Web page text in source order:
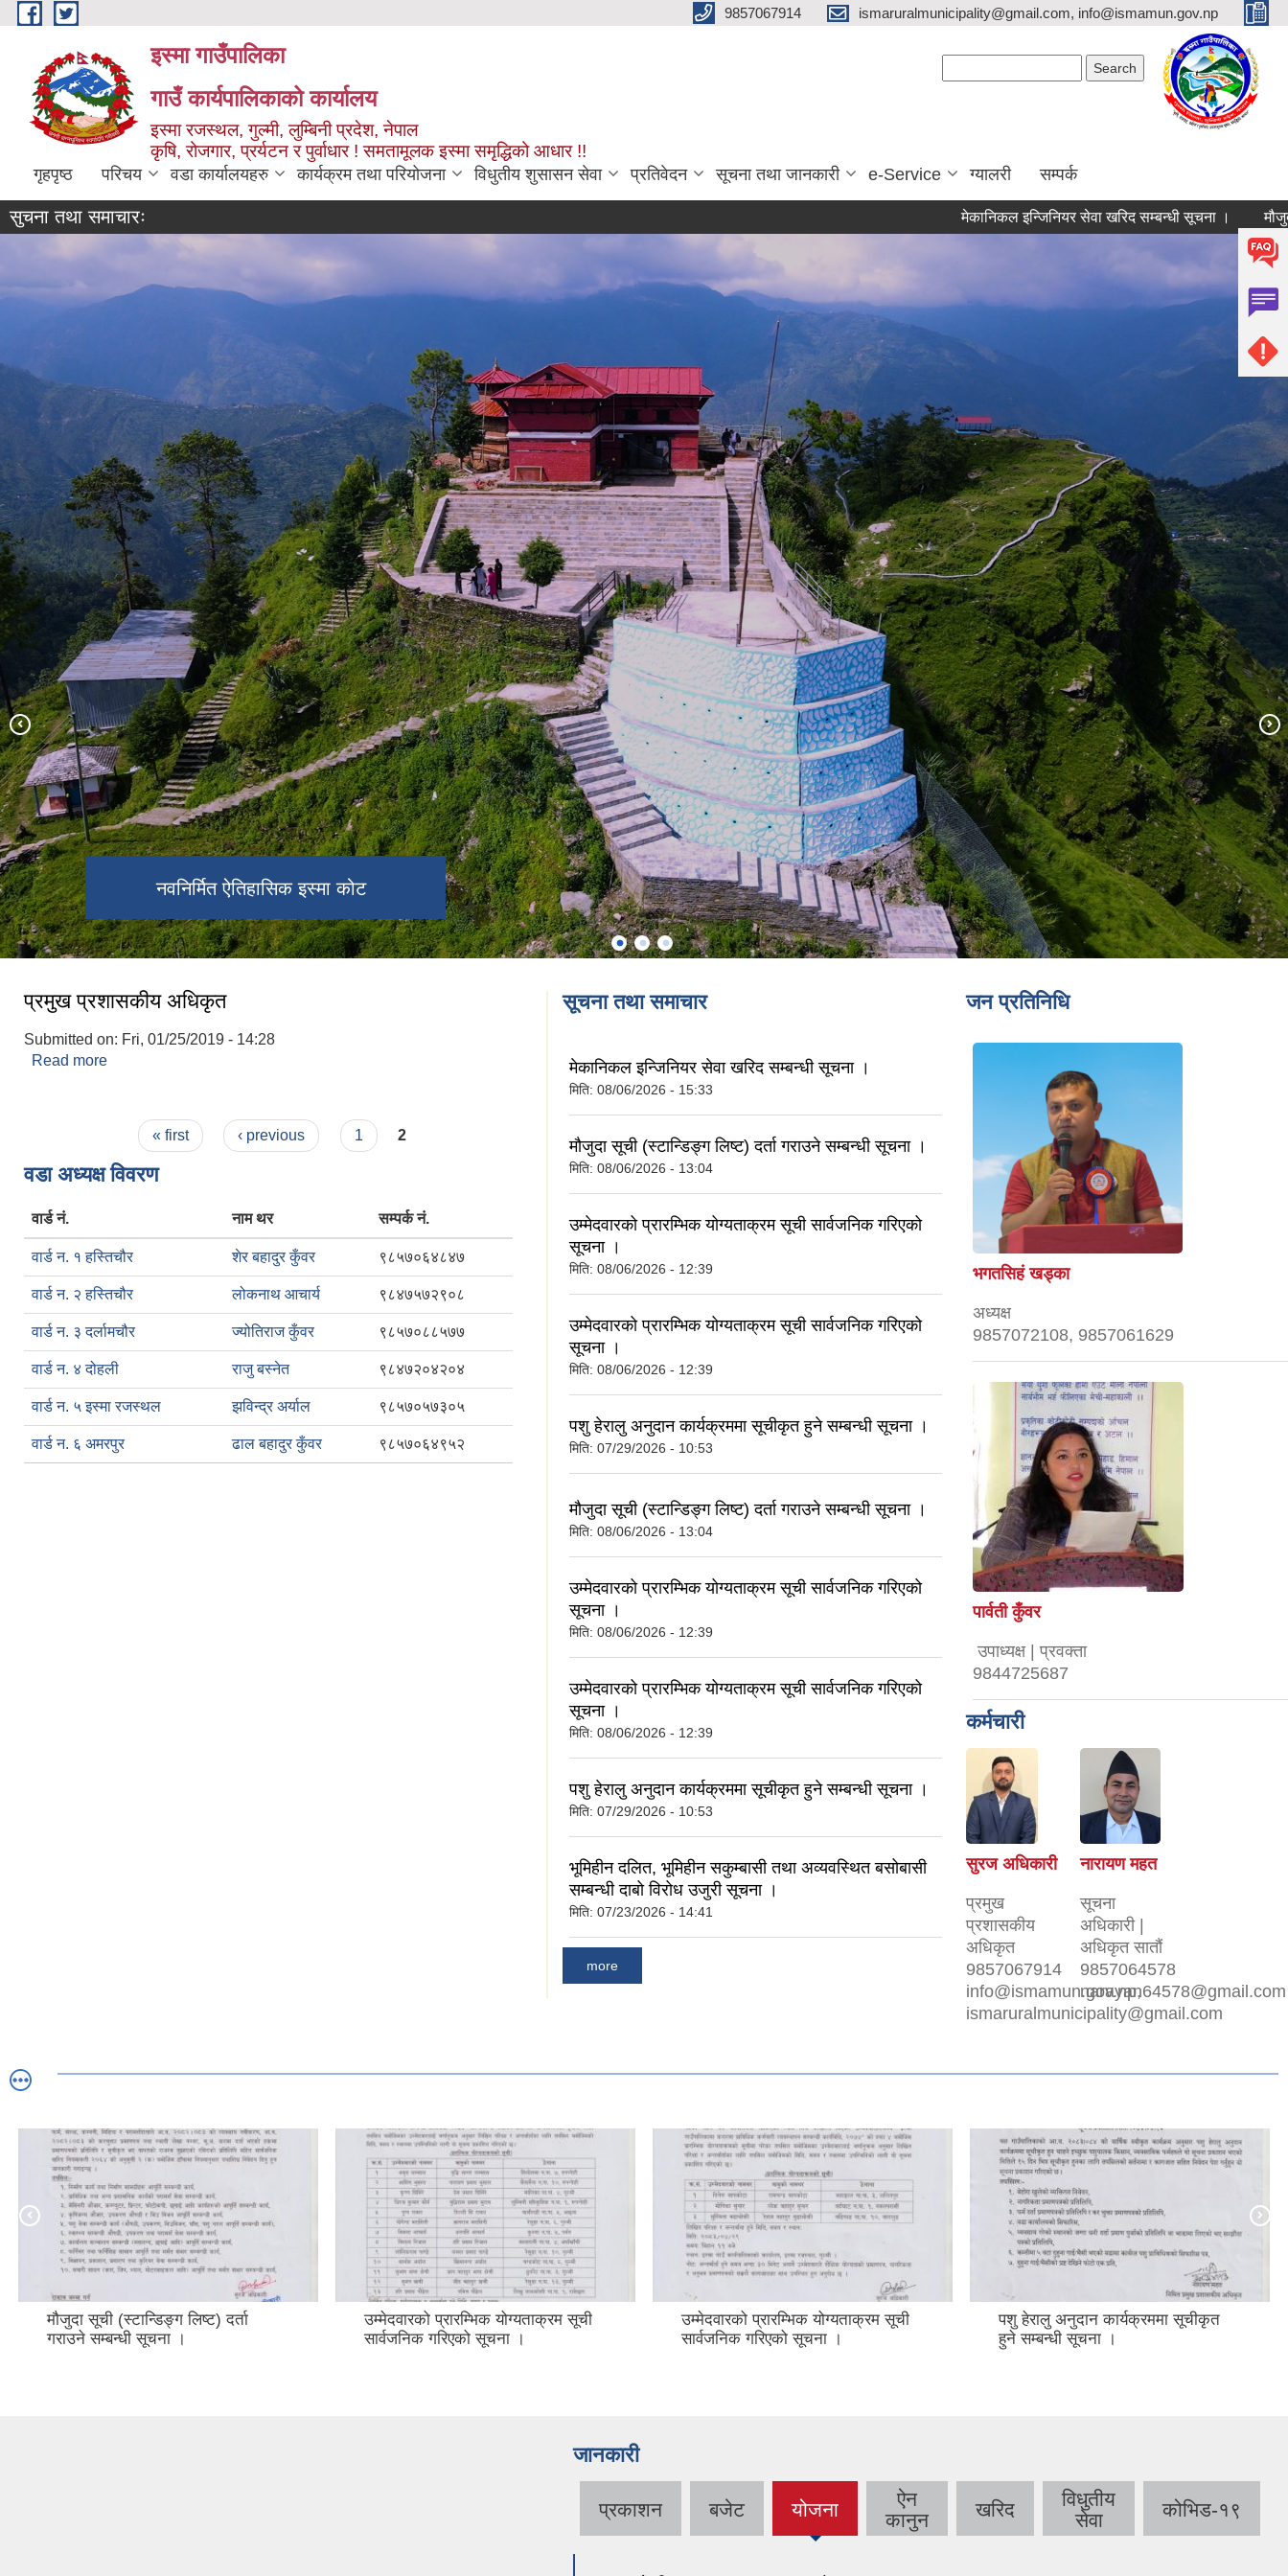
Skip to main content 9857067914 ismaruralmunicipality@gmail.com, info@ismamun.gov.np
इस्मा गाउँपालिका
गाउँ कार्यपालिकाको कार्यालय
इस्मा रजस्थल, गुल्मी, लुम्बिनी प्रदेश, नेपाल
कृषि, रोजगार, प्रर्यटन र पुर्वाधार ! समतामूलक इस्मा समृद्धिको आधार !!
गृहपृष्ठ परिचय वडा कार्यालयहरु कार्यक्रम तथा परियोजना विधुतीय शुसासन सेवा प्रतिवेदन सूचना तथा जानकारी e-Service ग्यालरी सम्पर्क
सुचना तथा समाचारः मेकानिकल इन्जिनियर सेवा खरिद सम्बन्धी सूचना । मौजुदा सूची
नवनिर्मित ऐतिहासिक इस्मा कोट
इस्मा गाउँपालिको कार्यालय
चापटारी फाट
प्रमुख प्रशासकीय अधिकृत
Submitted on: Fri, 01/25/2019 - 14:28
Read more
« first ‹ previous 1 2
वडा अध्यक्ष विवरण
वार्ड नं. नाम थर सम्पर्क नं.
वार्ड न. १ हस्तिचौर शेर बहादुर कुँवर ९८५७०६४८४७
वार्ड न. २ हस्तिचौर लोकनाथ आचार्य ९८४७५७२९०८
वार्ड न. ३ दर्लामचौर ज्योतिराज कुँवर ९८५७०८८५७७
वार्ड न. ४ दोहली राजु बस्नेत ९८४७२०४२०४
वार्ड न. ५ इस्मा रजस्थल झविन्द्र अर्याल ९८५७०५७३०५
वार्ड न. ६ अमरपुर ढाल बहादुर कुँवर ९८५७०६४९५२
सूचना तथा समाचार
मेकानिकल इन्जिनियर सेवा खरिद सम्बन्धी सूचना ।
मिति: 08/06/2026 - 15:33
मौजुदा सूची (स्टान्डिङ्ग लिष्ट) दर्ता गराउने सम्बन्धी सूचना ।
मिति: 08/06/2026 - 13:04
उम्मेदवारको प्रारम्भिक योग्यताक्रम सूची सार्वजनिक गरिएको
सूचना ।
मिति: 08/06/2026 - 12:39
उम्मेदवारको प्रारम्भिक योग्यताक्रम सूची सार्वजनिक गरिएको
सूचना ।
मिति: 08/06/2026 - 12:39
पशु हेरालु अनुदान कार्यक्रममा सूचीकृत हुने सम्बन्धी सूचना ।
मिति: 07/29/2026 - 10:53
मौजुदा सूची (स्टान्डिङ्ग लिष्ट) दर्ता गराउने सम्बन्धी सूचना ।
मिति: 08/06/2026 - 13:04
उम्मेदवारको प्रारम्भिक योग्यताक्रम सूची सार्वजनिक गरिएको
सूचना ।
मिति: 08/06/2026 - 12:39
उम्मेदवारको प्रारम्भिक योग्यताक्रम सूची सार्वजनिक गरिएको
सूचना ।
मिति: 08/06/2026 - 12:39
पशु हेरालु अनुदान कार्यक्रममा सूचीकृत हुने सम्बन्धी सूचना ।
मिति: 07/29/2026 - 10:53
भूमिहीन दलित, भूमिहीन सकुम्बासी तथा अव्यवस्थित बसोबासी
सम्बन्धी दाबो विरोध उजुरी सूचना ।
मिति: 07/23/2026 - 14:41
more
जन प्रतिनिधि
भगतसिहं खड्का
अध्यक्ष
9857072108, 9857061629
पार्वती कुँवर
उपाध्यक्ष | प्रवक्ता
9844725687
कर्मचारी
सुरज अधिकारी
प्रमुख
प्रशासकीय
अधिकृत
9857067914
info@ismamun.gov.np,
ismaruralmunicipality@gmail.com
नारायण महत
सूचना
अधिकारी |
अधिकृत सातौं
9857064578
narayan64578@gmail.com
मौजुदा सूची (स्टान्डिङ्ग लिष्ट) दर्ता
गराउने सम्बन्धी सूचना ।
उम्मेदवारको प्रारम्भिक योग्यताक्रम सूची
सार्वजनिक गरिएको सूचना ।
उम्मेदवारको प्रारम्भिक योग्यताक्रम सूची
सार्वजनिक गरिएको सूचना ।
पशु हेरालु अनुदान कार्यक्रममा सूचीकृत
हुने सम्बन्धी सूचना ।
जानकारी
प्रकाशन बजेट योजना
(active
tab)
ऐन
कानुन
खरिद
विधुतीय
सेवा
कोभिड-१९